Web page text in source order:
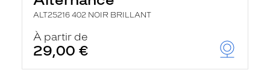
ALT25216 402 NOIR BRILLANT
À partir de
29,00 €